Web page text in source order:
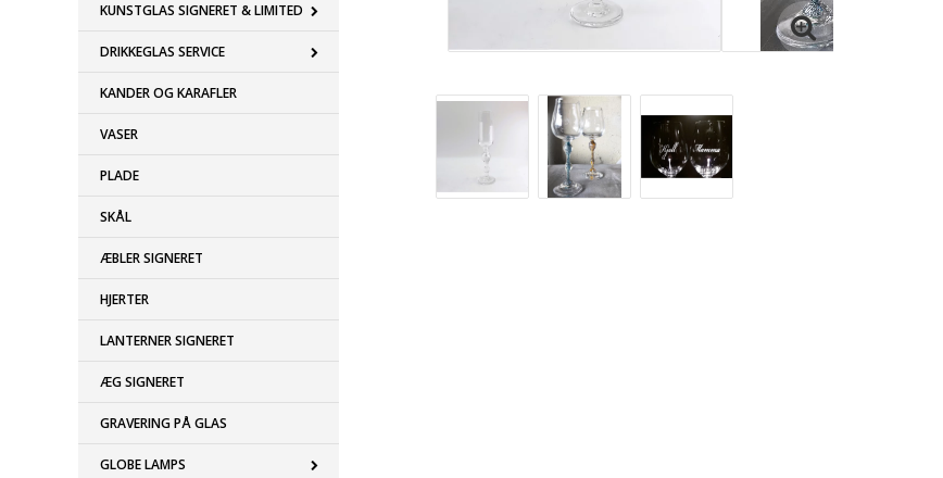
KUNSTGLAS SIGNERET & LIMITED
DRIKKEGLAS SERVICE
KANDER OG KARAFLER
VASER
PLADE
SKÅL
ÆBLER SIGNERET
HJERTER
LANTERNER SIGNERET
ÆG SIGNERET
GRAVERING PÅ GLAS
GLOBE LAMPS